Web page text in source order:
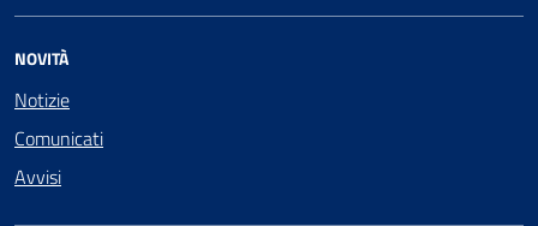
NOVITÀ
Notizie
Comunicati
Avvisi